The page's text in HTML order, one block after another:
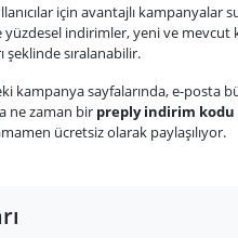
için avantajlı kampanyalar
indirimler, yeni ve mevcut
şeklinde sıralanabilir.
kampanya sayfalarında, e-posta
ne zaman bir preply indirim kodu
ücretsiz olarak paylaşılıyor.